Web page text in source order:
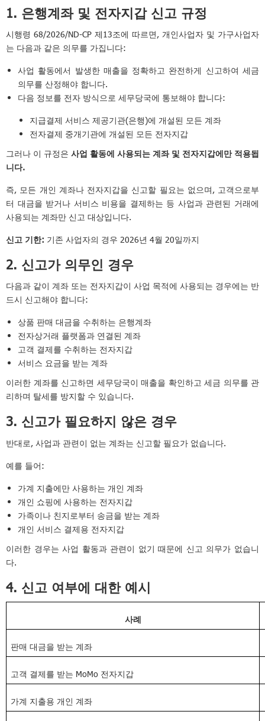
1. 은행계좌 및 전자지갑 신고 규정
시행령 68/2026/ND-CP 제13조에 따르면, 개인사업자 및 가구사업자
는 다음과 같은 의무를 가집니다:
사업 활동에서 발생한 매출을 정확하고 완전하게 신고하여 세금
의무를 산정해야 합니다.
다음 정보를 전자 방식으로 세무당국에 통보해야 합니다:
지급결제 서비스 제공기관(은행)에 개설된 모든 계좌
전자결제 중개기관에 개설된 모든 전자지갑
그러나 이 규정은 사업 활동에 사용되는 계좌 및 전자지갑에만 적용됩
니다.
즉, 모든 개인 계좌나 전자지갑을 신고할 필요는 없으며, 고객으로부
터 대금을 받거나 서비스 비용을 결제하는 등 사업과 관련된 거래에
사용되는 계좌만 신고 대상입니다.
신고 기한: 기존 사업자의 경우 2026년 4월 20일까지
2. 신고가 의무인 경우
다음과 같이 계좌 또는 전자지갑이 사업 목적에 사용되는 경우에는 반
드시 신고해야 합니다:
상품 판매 대금을 수취하는 은행계좌
전자상거래 플랫폼과 연결된 계좌
고객 결제를 수취하는 전자지갑
서비스 요금을 받는 계좌
이러한 계좌를 신고하면 세무당국이 매출을 확인하고 세금 의무를 관
리하며 탈세를 방지할 수 있습니다.
3. 신고가 필요하지 않은 경우
반대로, 사업과 관련이 없는 계좌는 신고할 필요가 없습니다.
예를 들어:
가계 지출에만 사용하는 개인 계좌
개인 쇼핑에 사용하는 전자지갑
가족이나 친지로부터 송금을 받는 계좌
개인 서비스 결제용 전자지갑
이러한 경우는 사업 활동과 관련이 없기 때문에 신고 의무가 없습니
다.
4. 신고 여부에 대한 예시
사례
판매 대금을 받는 계좌
고객 결제를 받는 MoMo 전자지갑
가계 지출용 개인 계좌